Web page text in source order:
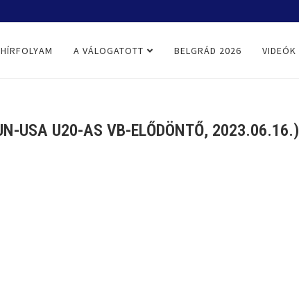
HÍRFOLYAM A VÁLOGATOTT BELGRÁD 2026 VIDEÓK
USA U20-AS VB-ELŐDÖNTŐ, 2023.06.16.)